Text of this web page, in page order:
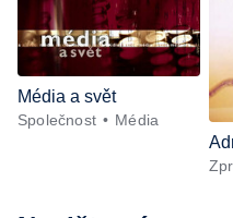
Média a svět
Společnost Média